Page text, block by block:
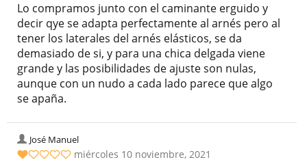
Lo compramos junto con el caminante erguido y
decir qye se adapta perfectamente al arnés pero al
tener los laterales del arnés elásticos, se da
demasiado de si, y para una chica delgada viene
grande y las posibilidades de ajuste son nulas,
aunque con un nudo a cada lado parece que algo
se apaña.
José Manuel
miércoles 10 noviembre, 2021